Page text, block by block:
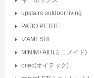
upstairs outdoor living
PATIO PETITE
IZAMESHI
MINIM+AID(ミニメイド)
oitec(オイテック)